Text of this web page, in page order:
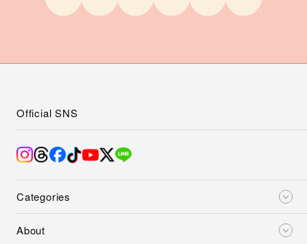
Categories
About
Official SNS